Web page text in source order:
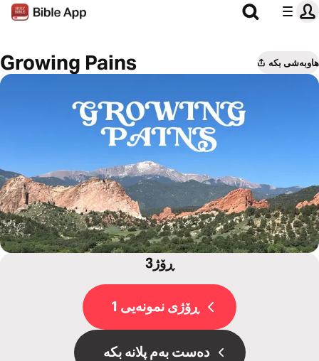
Growing Pains هاوبەشی بکە
3ڕۆژ
ڕۆژی نمونەیی 1
دەست بەم پلانە بکە